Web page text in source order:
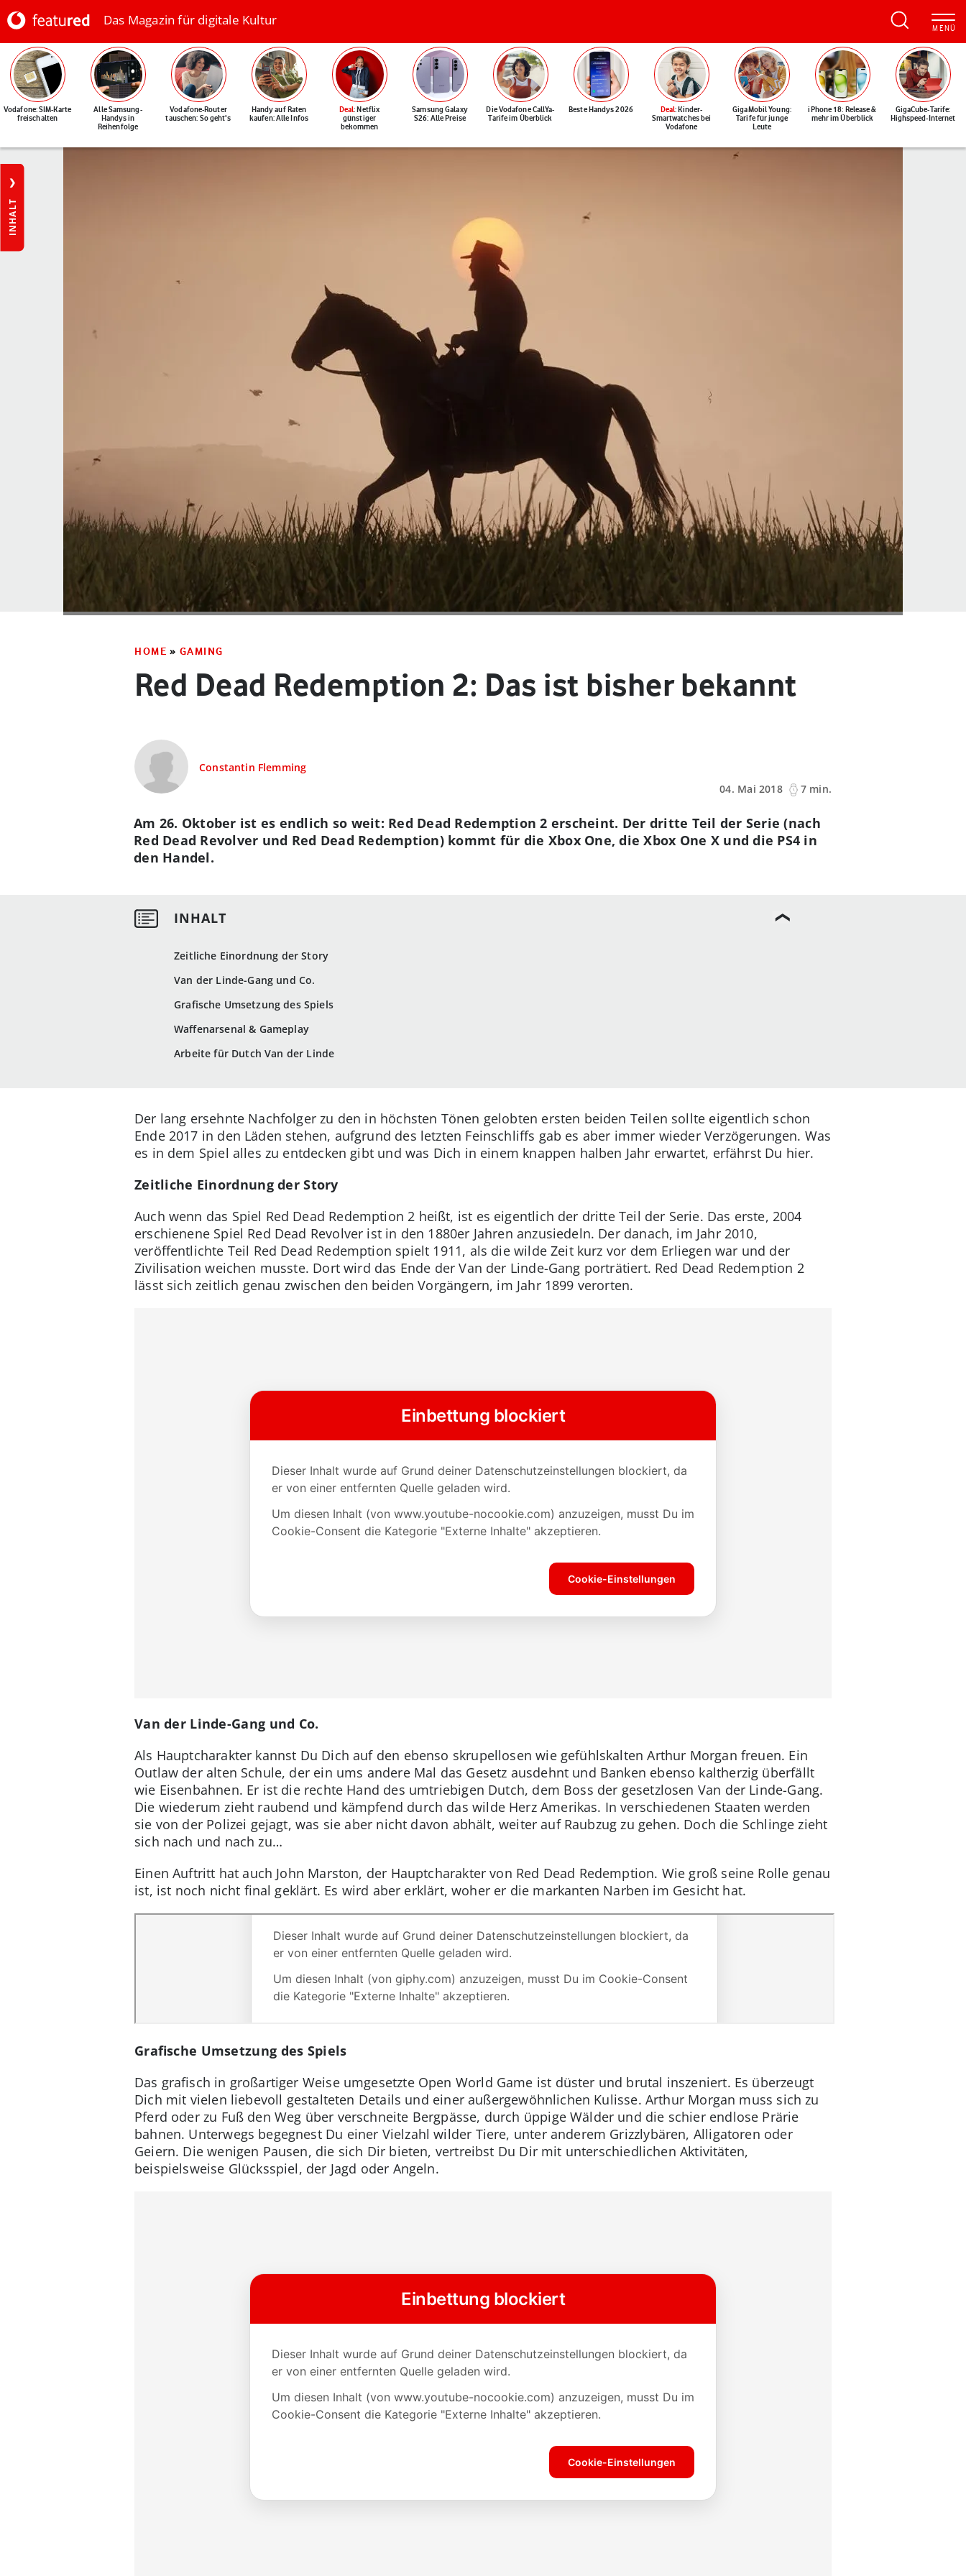
Das Magazin für digitale Kultur
Vodafone: SIM-Karte
freischalten
Alle Samsung-
Handys in
Reihenfolge
Vodafone-Router
tauschen: So geht's
Handy auf Raten
kaufen: Alle Infos
Deal: Netflix
günstiger
bekommen
Samsung Galaxy
S26: Alle Preise
Die Vodafone CallYa-
Tarife im Überblick
Beste Handys 2026 Deal: Kinder-
Smartwatches bei
Vodafone
GigaMobil Young:
Tarife für junge
Leute
iPhone 18: Release &
mehr im Überblick
GigaCube-Tarife:
Highspeed-Internet
INHALT
HOME » GAMING
Red Dead Redemption 2: Das ist bisher bekannt
Constantin Flemming
04. Mai 2018
7 min.
Zeitliche Einordnung der Story
Van der Linde-Gang und Co.
Grafische Umsetzung des Spiels
Waffenarsenal & Gameplay
Arbeite für Dutch Van der Linde
Am 26. Oktober ist es endlich so weit: Red Dead Redemption 2 erscheint. Der dritte Teil der Serie (nach
Red Dead Revolver und Red Dead Redemption) kommt für die Xbox One, die Xbox One X und die PS4 in
den Handel.
Der lang ersehnte Nachfolger zu den in höchsten Tönen gelobten ersten beiden Teilen sollte eigentlich schon
Ende 2017 in den Läden stehen, aufgrund des letzten Feinschliffs gab es aber immer wieder Verzögerungen. Was
es in dem Spiel alles zu entdecken gibt und was Dich in einem knappen halben Jahr erwartet, erfährst Du hier.
Zeitliche Einordnung der Story
Auch wenn das Spiel Red Dead Redemption 2 heißt, ist es eigentlich der dritte Teil der Serie. Das erste, 2004
erschienene Spiel Red Dead Revolver ist in den 1880er Jahren anzusiedeln. Der danach, im Jahr 2010,
veröffentlichte Teil Red Dead Redemption spielt 1911, als die wilde Zeit kurz vor dem Erliegen war und der
Zivilisation weichen musste. Dort wird das Ende der Van der Linde-Gang porträtiert. Red Dead Redemption 2
lässt sich zeitlich genau zwischen den beiden Vorgängern, im Jahr 1899 verorten.
Van der Linde-Gang und Co.
Als Hauptcharakter kannst Du Dich auf den ebenso skrupellosen wie gefühlskalten Arthur Morgan freuen. Ein
Outlaw der alten Schule, der ein ums andere Mal das Gesetz ausdehnt und Banken ebenso kaltherzig überfällt
wie Eisenbahnen. Er ist die rechte Hand des umtriebigen Dutch, dem Boss der gesetzlosen Van der Linde-Gang.
Die wiederum zieht raubend und kämpfend durch das wilde Herz Amerikas. In verschiedenen Staaten werden
sie von der Polizei gejagt, was sie aber nicht davon abhält, weiter auf Raubzug zu gehen. Doch die Schlinge zieht
sich nach und nach zu…
Einen Auftritt hat auch John Marston, der Hauptcharakter von Red Dead Redemption. Wie groß seine Rolle genau
ist, ist noch nicht final geklärt. Es wird aber erklärt, woher er die markanten Narben im Gesicht hat.
Grafische Umsetzung des Spiels
Das grafisch in großartiger Weise umgesetzte Open World Game ist düster und brutal inszeniert. Es überzeugt
Dich mit vielen liebevoll gestalteten Details und einer außergewöhnlichen Kulisse. Arthur Morgan muss sich zu
Pferd oder zu Fuß den Weg über verschneite Bergpässe, durch üppige Wälder und die schier endlose Prärie
bahnen. Unterwegs begegnest Du einer Vielzahl wilder Tiere, unter anderem Grizzlybären, Alligatoren oder
Geiern. Die wenigen Pausen, die sich Dir bieten, vertreibst Du Dir mit unterschiedlichen Aktivitäten,
beispielsweise Glücksspiel, der Jagd oder Angeln.